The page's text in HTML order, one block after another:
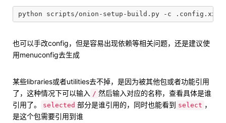
也可以手改config，但是容易出现依赖等相关问题，还是建议使
用menuconfig去生成
某些libraries或者utilities去不掉，是因为被其他包或者功能引用
了，这种情况下可以输入 / 然后输入对应的名称，查看具体是谁
引用了。
selected 部分是谁引用的，同时也能看到 select ，
是这个包需要引用到谁